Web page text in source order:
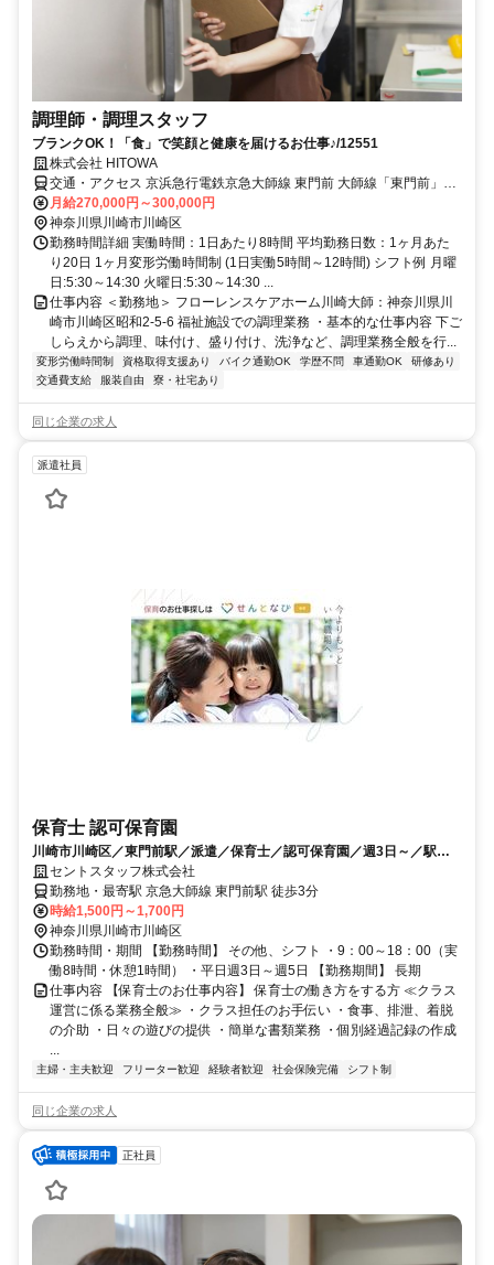
調理師・調理スタッフ
ブランクOK！「食」で笑顔と健康を届けるお仕事♪/12551
株式会社 HITOWA
交通・アクセス 京浜急行電鉄京急大師線 東門前 大師線「東門前」徒
歩9分（766ｍ）
月給270,000円～300,000円
神奈川県川崎市川崎区
勤務時間詳細 実働時間：1日あたり8時間 平均勤務日数：1ヶ月あた
り20日 1ヶ月変形労働時間制 (1日実働5時間～12時間) シフト例 月曜
日:5:30～14:30 火曜日:5:30～14:30 ...
仕事内容 ＜勤務地＞ フローレンスケアホーム川崎大師：神奈川県川
崎市川崎区昭和2-5-6 福祉施設での調理業務 ・基本的な仕事内容 下ご
しらえから調理、味付け、盛り付け、洗浄など、調理業務全般を行...
変形労働時間制 資格取得支援あり バイク通勤OK 学歴不問 車通勤OK
研修あり
交通費支給
服装自由 寮・社宅あり
同じ企業の求人
派遣社員
保育士 認可保育園
川崎市川崎区／東門前駅／派遣／保育士／認可保育園／週3日～／駅チ
カ／9：00～18：00／社会保険
セントスタッフ株式会社
勤務地・最寄駅 京急大師線 東門前駅 徒歩3分
時給1,500円～1,700円
神奈川県川崎市川崎区
勤務時間・期間 【勤務時間】 その他、シフト ・9：00～18：00（実
働8時間・休憩1時間） ・平日週3日～週5日 【勤務期間】 長期
仕事内容 【保育士のお仕事内容】 保育士の働き方をする方 ≪クラス
運営に係る業務全般≫ ・クラス担任のお手伝い ・食事、排泄、着脱
の介助 ・日々の遊びの提供 ・簡単な書類業務 ・個別経過記録の作成
主婦・主夫歓迎 フリーター歓迎 経験者歓迎 社会保険完備 シフト制
同じ企業の求人
正社員